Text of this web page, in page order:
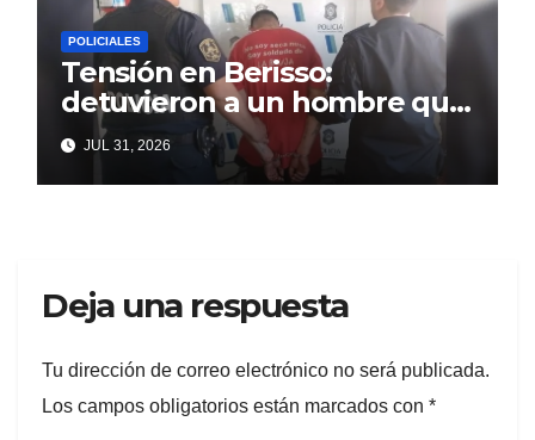
POLICIALES
Tensión en Berisso:
detuvieron a un hombre que
amenazaba a su familia y
vecinos con un arma
JUL 31, 2026
Deja una respuesta
Tu dirección de correo electrónico no será publicada.
Los campos obligatorios están marcados con *